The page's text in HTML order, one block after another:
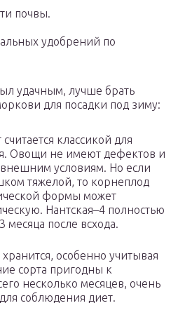
почвы.
удобрений по
удачным, лучше брать
для посадки под зиму:
классикой для
Овощи не имеют дефектов и
условиям. Но если
тяжелой, то корнеплод
формы может
Нантская–4 полностью
месяца после всхода.
особенно учитывая
сорта пригодны к
несколько месяцев, очень
соблюдения диет.